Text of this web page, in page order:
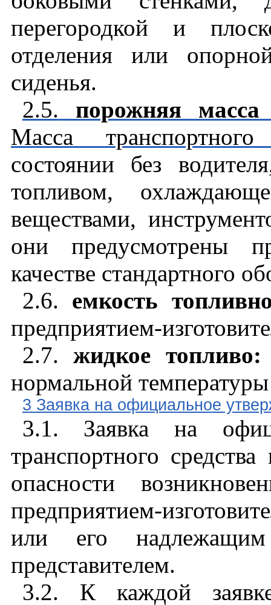
перегородкой и
отделения или
сиденья.
2.5. порожняя масса
Масса
состоянии без
топливом,
веществами,
они предусмотрены
качестве стандартного
2.6. емкость
предприятием-
2.7. жидкое топливо:
нормальной
3 Заявка на официальное
3.1. Заявка на
транспортного
опасности
предприятием-
или его надлежащим
представителем.
3.2. К каждой